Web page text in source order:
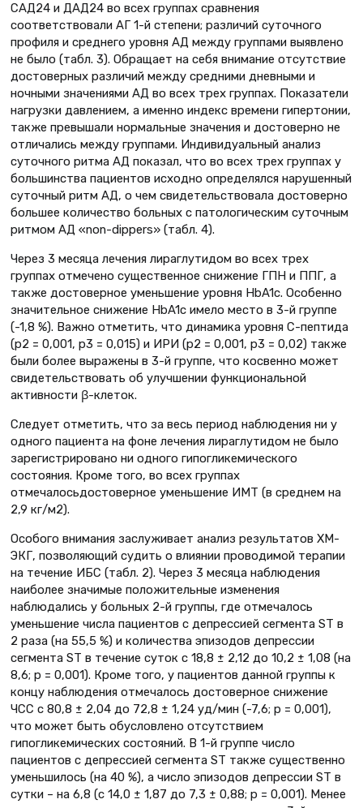
САД24 и ДАД24 во всех группах сравнения
соответствовали АГ 1-й степени; различий суточного
профиля и среднего уровня АД между группами выявлено
не было (табл. 3). Обращает на себя внимание отсутствие
достоверных различий между средними дневными и
ночными значениями АД во всех трех группах. Показатели
нагрузки давлением, а именно индекс времени гипертонии,
также превышали нормальные значения и достоверно не
отличались между группами. Индивидуальный анализ
суточного ритма АД показал, что во всех трех группах у
большинства пациентов исходно определялся нарушенный
суточный ритм АД, о чем свидетельствовала достоверно
большее количество больных с патологическим суточным
ритмом АД «non-dippers» (табл. 4).
Через 3 месяца лечения лираглутидом во всех трех
группах отмечено существенное снижение ГПН и ППГ, а
также достоверное уменьшение уровня HbA1c. Особенно
значительное снижение HbA1c имело место в 3-й группе
(-1,8 %). Важно отметить, что динамика уровня С-пептида
(p2 = 0,001, p3 = 0,015) и ИРИ (p2 = 0,001, p3 = 0,02) также
были более выражены в 3-й группе, что косвенно может
свидетельствовать об улучшении функциональной
активности β-клеток.
Следует отметить, что за весь период наблюдения ни у
одного пациента на фоне лечения лираглутидом не было
зарегистрировано ни одного гипогликемического
состояния. Кроме того, во всех группах
отмечалосьдостоверное уменьшение ИМТ (в среднем на
2,9 кг/м2).
Особого внимания заслуживает анализ результатов ХМ-
ЭКГ, позволяющий судить о влиянии проводимой терапии
на течение ИБС (табл. 2). Через 3 месяца наблюдения
наиболее значимые положительные изменения
наблюдались у больных 2-й группы, где отмечалось
уменьшение числа пациентов с депрессией сегмента ST в
2 раза (на 55,5 %) и количества эпизодов депрессии
сегмента ST в течение суток с 18,8 ± 2,12 до 10,2 ± 1,08 (на
8,6; p = 0,001). Кроме того, у пациентов данной группы к
концу наблюдения отмечалось достоверное снижение
ЧСС с 80,8 ± 2,04 до 72,8 ± 1,24 уд/мин (-7,6; p = 0,001),
что может быть обусловлено отсутствием
гипогликемических состояний. В 1-й группе число
пациентов с депрессией сегмента ST также существенно
уменьшилось (на 40 %), а число эпизодов депрессии ST в
сутки – на 6,8 (с 14,0 ± 1,87 до 7,3 ± 0,88; p = 0,001). Менее